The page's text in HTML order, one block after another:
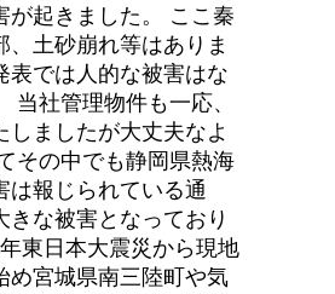
起きました。
ここ秦
、土砂崩れ等はありま
表では人的な被害はな
当社管理物件も一応、
しましたが大丈夫なよ
その中でも静岡県熱海
は報じられている通
きな被害となっており
東日本大震災から現地
め宮城県南三陸町や気